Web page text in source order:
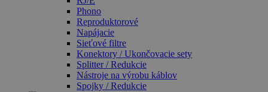
Phono
Reproduktorové
Napájacie
Sieťové filtre
Konektory / Ukončovacie sety
Splitter / Redukcie
Nástroje na výrobu káblov
Spojky / Redukcie